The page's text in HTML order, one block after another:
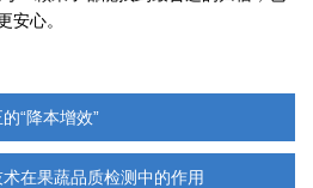
安心。
“降本增效”
在果蔬品质检测中的作用